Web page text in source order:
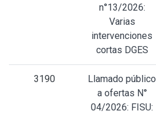
n°13/2026:
Varias
intervenciones
cortas DGES
3190
Llamado público
a ofertas N°
04/2026: FISU: